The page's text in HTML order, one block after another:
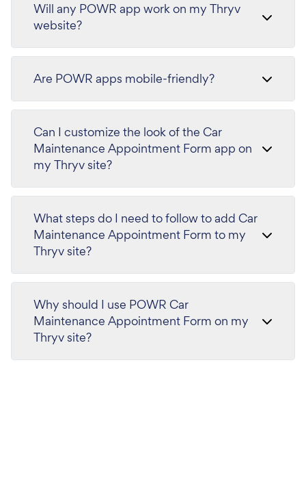
Will any POWR app work on my Thryv
website?
Are POWR apps mobile-friendly?
Can I customize the look of the Car
Maintenance Appointment Form app on
my Thryv site?
What steps do I need to follow to add Car
Maintenance Appointment Form to my
Thryv site?
Why should I use POWR Car
Maintenance Appointment Form on my
Thryv site?